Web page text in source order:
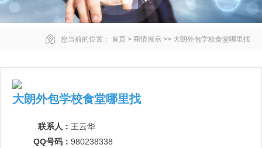
您当前的位置： 首页 > 商情展示 >> 大朗外包学校食堂哪里找
大朗外包学校食堂哪里找
联系人： 王云华
QQ号码： 980238338